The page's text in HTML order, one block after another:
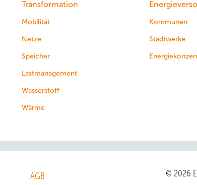
Transformation
Mobilität
Netze
Speicher
Lastmanagement
Wasserstoff
Wärme
Kommunen
Stadtwerke
AGB © 2026